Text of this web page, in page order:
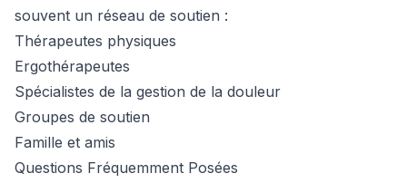
souvent un réseau de soutien :
Thérapeutes physiques
Ergothérapeutes
Spécialistes de la gestion de la douleur
Groupes de soutien
Famille et amis
Questions Fréquemment Posées